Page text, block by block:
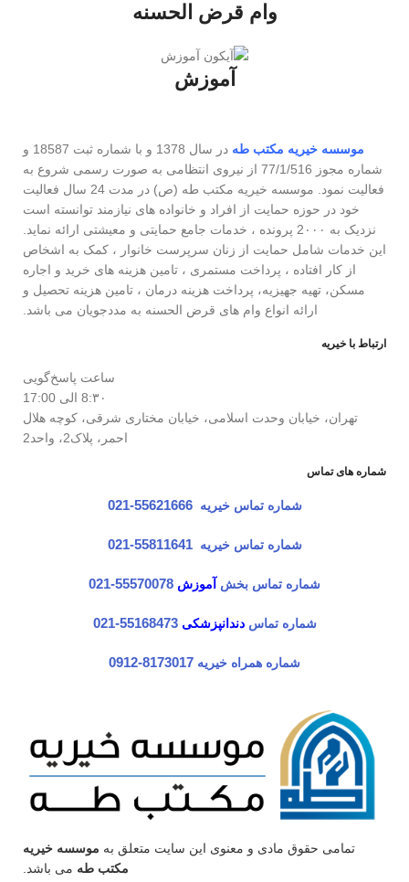
وام قرض الحسنه
آموزش
موسسه خیریه مکتب طه
در سال 1378 و با شماره ثبت 18587 و
شماره مجوز 77/1/516 از نیروی انتظامی به صورت رسمی شروع به
فعالیت نمود. موسسه خیریه مکتب طه (ص) در مدت 24 سال فعالیت
خود در حوزه حمایت از افراد و خانواده های نیازمند توانسته است
نزدیک به 2۰۰۰ پرونده ، خدمات جامع حمایتی و معیشتی ارائه نماید.
این خدمات شامل حمایت از زنان سرپرست خانوار ، کمک به اشخاص
از کار افتاده ، پرداخت مستمری ، تامین هزینه های خرید و اجاره
مسکن، تهیه جهیزیه، پرداخت هزینه درمان ، تامین هزینه تحصیل و
ارائه انواع وام های قرض الحسنه به مددجویان می باشد.
ارتباط با خیریه
ساعت پاسخ‌گویی
8:۳۰ الی 17:00
تهران، خیابان وحدت اسلامی، خیابان مختاری شرقی، کوچه هلال
احمر، پلاک2، واحد2
شماره های تماس
شماره تماس خیریه 55621666-021
شماره تماس خیریه 55811641-021
شماره تماس بخش آموزش 55570078-021
شماره تماسدندانپزشکی 55168473-021
شماره همراه خیریه 8173017-0912
تمامی حقوق مادی و معنوی این سایت متعلق به موسسه خیریه
مکتب طه می باشد.